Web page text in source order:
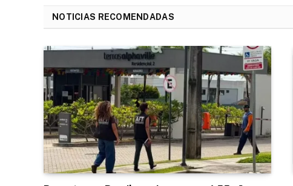
NOTICIAS RECOMENDADAS